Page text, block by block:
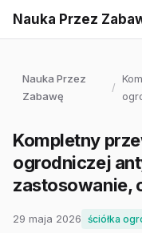
Nauka Przez
Nauka Przez
Zabawę
/
Kompletny
ogrodniczej
zastosowanie,
29 maja 2026 ściółka